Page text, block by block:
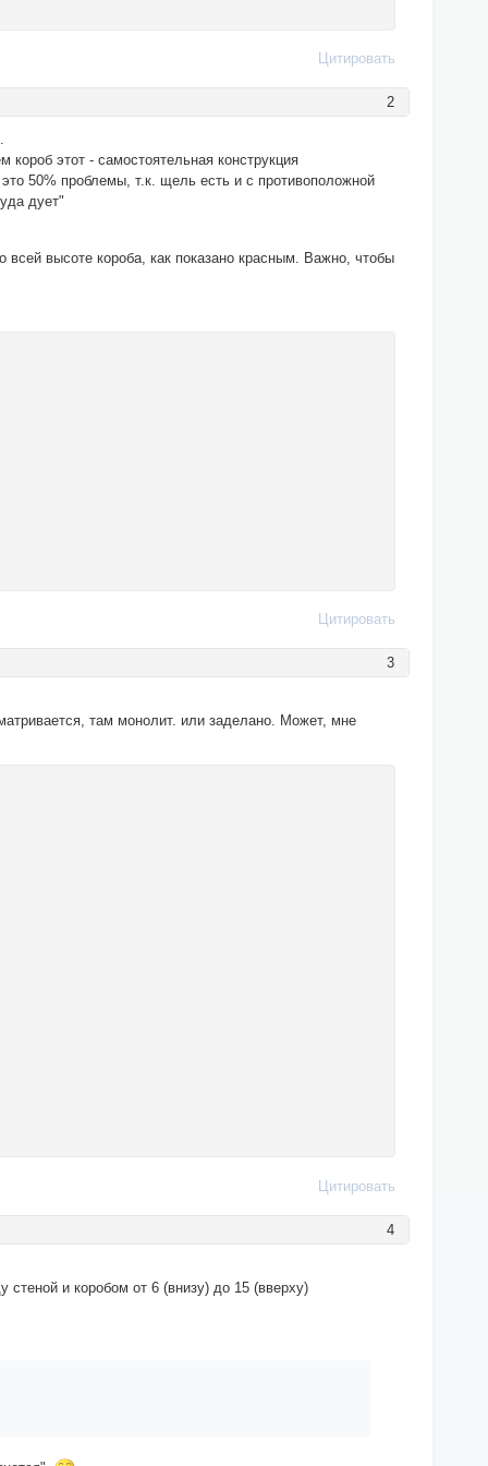
Цитировать
2
этот - самостоятельная конструкция
50% проблемы, т.к. щель есть и с противоположной
дует"
всей высоте короба, как показано красным. Важно, чтобы
Цитировать
3
там монолит. или заделано. Может, мне
Цитировать
4
и коробом от 6 (внизу) до 15 (вверху)